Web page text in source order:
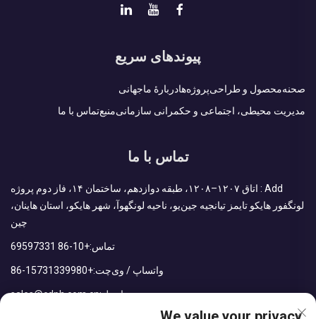
پیوندهای سریع
صحنهمحصول و طراحیپروژه‌هادربارهٔ ماجهانی
مدیریت محیطی، اجتماعی و حکمرانی سازمانیمنبعتماس با ما
تماس با ما
Add : اتاق ۱۲۰۷–۱۲۰۸، طبقه دوازدهم، ساختمان ۱۴، فاز دوم پروژه
لونگفور هایکو تایمز تیانجیه جین‌یو، ناحیه لونگهوآ، شهر هایکو، استان هاینان،
چین
تماس:+86-10 69597331
واتساپ / وی‌چت:+86-15731339980
ایمیل:sales@cdph.com.cn